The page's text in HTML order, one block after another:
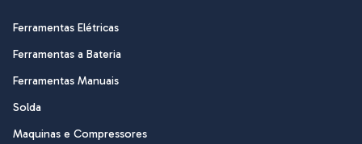
Ferramentas Elétricas
Ferramentas a Bateria
Ferramentas Manuais
Solda
Maquinas e Compressores